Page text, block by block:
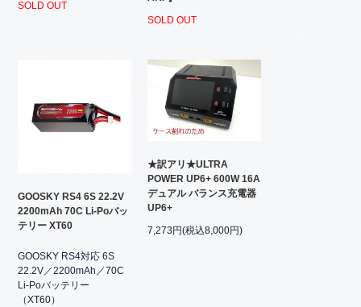
SOLD OUT
SOLD OUT
GOOSKY RS4 6S 22.2V
2200mAh 70C Li-Poバッ
テリー XT60
GOOSKY RS4対応 6S
22.2V／2200mAh／70C
Li-Poバッテリー
（XT60）
★訳アリ★ULTRA
POWER UP6+ 600W 16A
デュアル バランス充電器
UP6+
7,273円(税込8,000円)